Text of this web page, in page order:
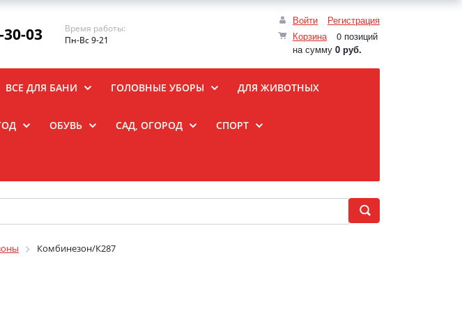
Войти
Регистрация
Корзина
0 позиций
на сумму 0 руб.
30-03
Время работы:
Пн-Вс 9-21
ВСЕ ДЛЯ БАНИ ГОЛОВНЫЕ УБОРЫ ДЛЯ ЖИВОТНЫХ
ОБУВЬ САД, ОГОРОД СПОРТ
Комбинезон/К287